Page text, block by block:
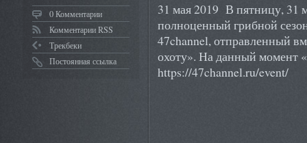
0 Комментарии
Комментарии RSS
Трекбеки
Постоянная ссылка
31 мая 2019 В пятницу, 31
полноценный грибной
47channel, отправленный
охоту». На данный момент
https://47channel.ru/event/